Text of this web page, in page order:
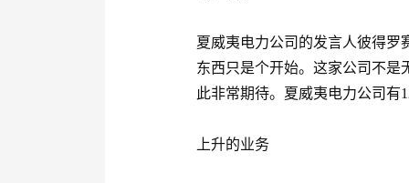
夏威夷电力公司的发言人彼得罗
东西只是个开始。这家公司不是
此非常期待。夏威夷电力公司有
上升的业务